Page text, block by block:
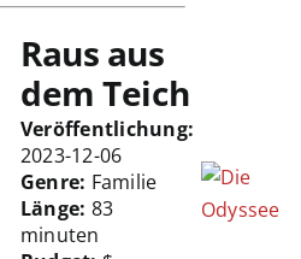
Raus aus
dem Teich
Veröffentlichung:
2023-12-06
Genre: Familie
Länge: 83
minuten